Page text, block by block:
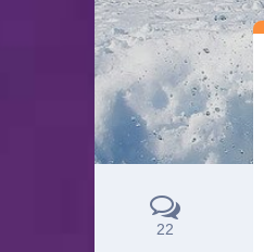
22